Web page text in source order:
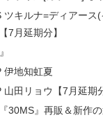
ツキルナ=ディアース
7月延期分】
伊地知虹夏
山田リョウ【7月延期
30MS』再販＆新作